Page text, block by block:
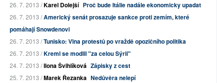
26. 7. 2013 /Karel Dolejší Proč bude Itálie nadále ekonomicky upadat
26. 7. 2013 /Americký senát prosazuje sankce proti zemím, které
pomáhají Snowdenovi
26. 7. 2013 /Tunisko: Vlna protestů po vraždě opozičního politika
26. 7. 2013 /Kreml se modlil "za celou Sýrii"
24. 7. 2013 /Ilona Švihlíková Zápisky z cest
25. 7. 2013 /Marek Řezanka Nedůvěra nelepí